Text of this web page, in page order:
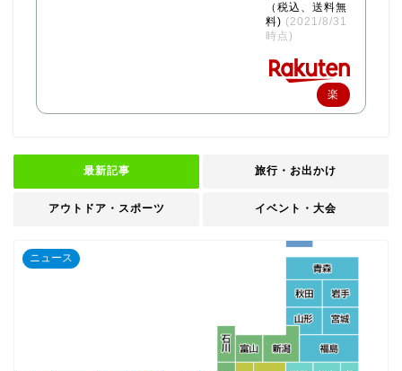
（税込、送料無
料) (2021/8/31
時点)
楽
購
最新記事 旅行・お出かけ
アウトドア・スポーツ イベント・大会
ニュース